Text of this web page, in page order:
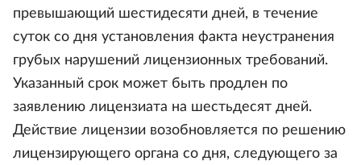
превышающий шестидесяти дней, в течение
суток со дня установления факта неустранения
грубых нарушений лицензионных требований.
Указанный срок может быть продлен по
заявлению лицензиата на шестьдесят дней.
Действие лицензии возобновляется по решению
лицензирующего органа со дня, следующего за